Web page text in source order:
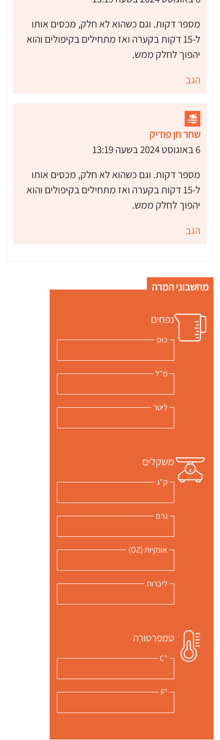
שלי "פודיק" כמנויים עוד היום!
מספר דקות. וגם כשהוא לא חלק, מכסים אותו
ל-15 דקות בקערה ואז מתחילים בקיפולים והוא
יהפוך לחלק ממש.
הגב
שחר חן פודיק
6 באוגוסט 2024 בשעה 13:19
מספר דקות. וגם כשהוא לא חלק, מכסים אותו
ל-15 דקות בקערה ואז מתחילים בקיפולים והוא
יהפוך לחלק ממש.
הגב
מחשבוני המרה
נפחים
כוס
מ"ל
ליטר
משקלים
ק"ג
גרם
אונקיות (OZ)
ליברות
טמפרטורה
°C
°F